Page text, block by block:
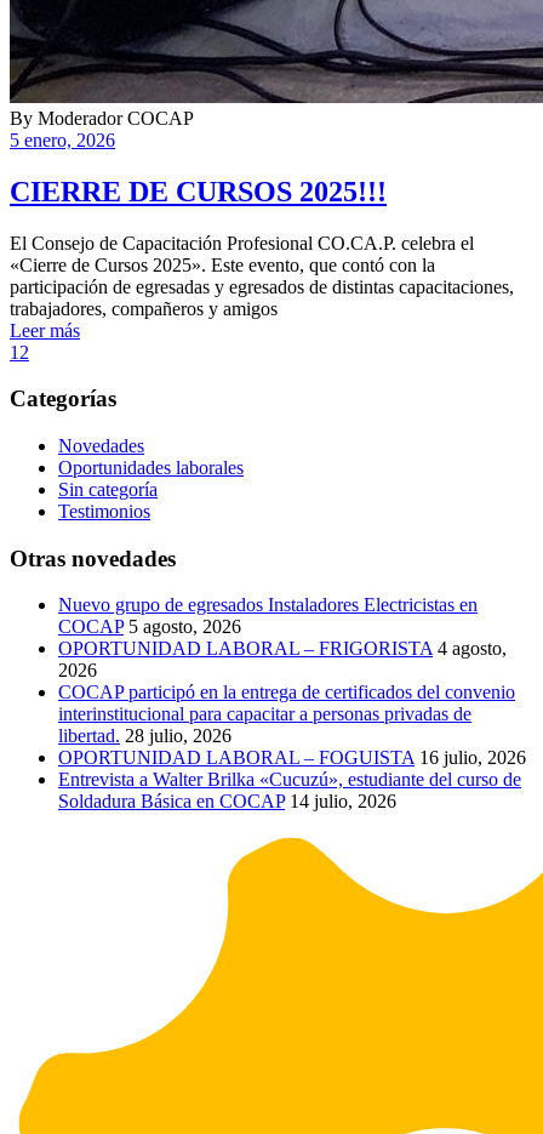
By Moderador COCAP
5 enero, 2026
CIERRE DE CURSOS 2025!!!
El Consejo de Capacitación Profesional CO.CA.P. celebra el
«Cierre de Cursos 2025». Este evento, que contó con la
participación de egresadas y egresados de distintas capacitaciones,
trabajadores, compañeros y amigos
Leer más
1 2
Categorías
Novedades
Oportunidades laborales
Sin categoría
Testimonios
Otras novedades
Nuevo grupo de egresados Instaladores Electricistas en
COCAP 5 agosto, 2026
OPORTUNIDAD LABORAL – FRIGORISTA 4 agosto,
2026
COCAP participó en la entrega de certificados del convenio
interinstitucional para capacitar a personas privadas de
libertad. 28 julio, 2026
OPORTUNIDAD LABORAL – FOGUISTA 16 julio, 2026
Entrevista a Walter Brilka «Cucuzú», estudiante del curso de
Soldadura Básica en COCAP 14 julio, 2026